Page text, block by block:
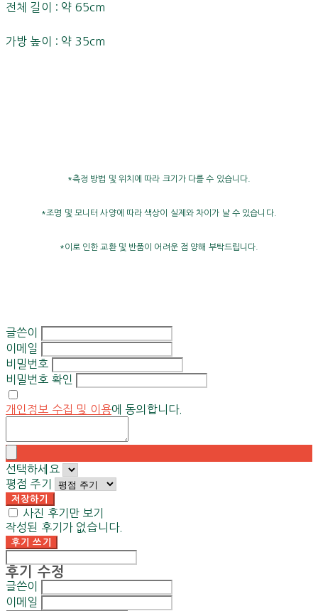
전체 길이 : 약 65cm
가방 높이 : 약 35cm
*측정 방법 및 위치에 따라 크기가 다를 수 있습니다.
*조명 및 모니터 사양에 따라 색상이 실제와 차이가 날 수 있습니다.
*이로 인한 교환 및 반품이 어려운 점 양해 부탁드립니다.
글쓴이
이메일
비밀번호
비밀번호 확인
개인정보 수집 및 이용에 동의합니다.
선택하세요
평점 주기
저장하기
사진 후기만 보기
작성된 후기가 없습니다.
후기 쓰기
후기 수정
글쓴이
이메일